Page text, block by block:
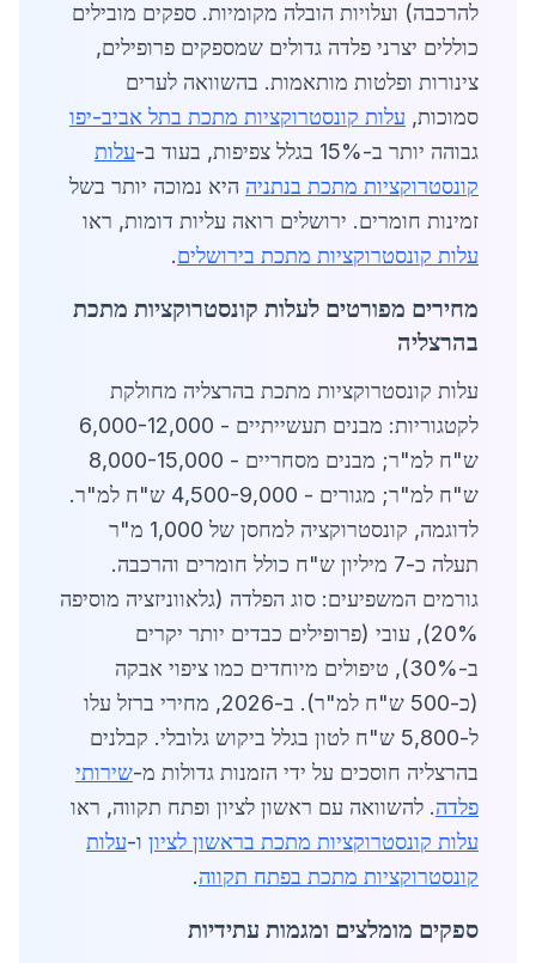
להרכבה) ועלויות הובלה מקומיות. ספקים מובילים
כוללים יצרני פלדה גדולים שמספקים פרופילים,
צינורות ופלטות מותאמות. בהשוואה לערים
סמוכות, עלות קונסטרוקציות מתכת בתל אביב-יפו
גבוהה יותר ב-15% בגלל צפיפות, בעוד ב-
עלות
קונסטרוקציות מתכת בנתניה היא נמוכה יותר בשל
זמינות חומרים. ירושלים רואה עליות דומות, ראו
עלות קונסטרוקציות מתכת בירושלים.
מחירים מפורטים לעלות קונסטרוקציות מתכת
בהרצליה
עלות קונסטרוקציות מתכת בהרצליה מחולקת
לקטגוריות: מבנים תעשייתיים - 6,000-12,000
ש"ח למ"ר; מבנים מסחריים - 8,000-15,000
ש"ח למ"ר; מגורים - 4,500-9,000 ש"ח למ"ר.
לדוגמה, קונסטרוקציה למחסן של 1,000 מ"ר
תעלה כ-7 מיליון ש"ח כולל חומרים והרכבה.
גורמים המשפיעים: סוג הפלדה (גלאווניזציה מוסיפה
20%), עובי (פרופילים כבדים יותר יקרים
ב-30%), טיפולים מיוחדים כמו ציפוי אבקה
(כ-500 ש"ח למ"ר). ב-2026, מחירי ברזל עלו
ל-5,800 ש"ח לטון בגלל ביקוש גלובלי. קבלנים
בהרצליה חוסכים על ידי הזמנות גדולות מ-שירותי
פלדה. להשוואה עם ראשון לציון ופתח תקווה, ראו
עלות קונסטרוקציות מתכת בראשון לציון ו-עלות
קונסטרוקציות מתכת בפתח תקווה.
ספקים מומלצים ומגמות עתידיות